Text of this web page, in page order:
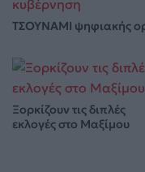
ΤΣΟΥΝΑΜΙ ψηφιακής
Ξορκίζουν τις διπλές
εκλογές στο Μαξίμου